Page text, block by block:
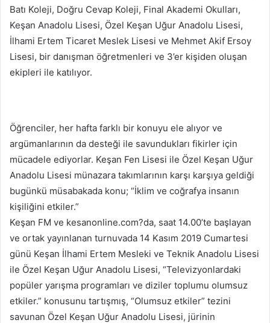
Batı Koleji, Doğru Cevap Koleji, Final Akademi Okulları,
Keşan Anadolu Lisesi, Özel Keşan Uğur Anadolu Lisesi,
İlhami Ertem Ticaret Meslek Lisesi ve Mehmet Akif Ersoy
Lisesi, bir danışman öğretmenleri ve 3’er kişiden oluşan
ekipleri ile katılıyor.
Öğrenciler, her hafta farklı bir konuyu ele alıyor ve
argümanlarının da desteği ile savundukları fikirler için
mücadele ediyorlar. Keşan Fen Lisesi ile Özel Keşan Uğur
Anadolu Lisesi münazara takımlarının karşı karşıya geldiği
bugünkü müsabakada konu; “İklim ve coğrafya insanın
kişiliğini etkiler.”
Keşan FM ve kesanonline.com?da, saat 14.00’te başlayan
ve ortak yayınlanan turnuvada 14 Kasım 2019 Cumartesi
günü Keşan İlhami Ertem Mesleki ve Teknik Anadolu Lisesi
ile Özel Keşan Uğur Anadolu Lisesi, “Televizyonlardaki
popüler yarışma programları ve diziler toplumu olumsuz
etkiler.” konusunu tartışmış, “Olumsuz etkiler” tezini
savunan Özel Keşan Uğur Anadolu Lisesi, jürinin